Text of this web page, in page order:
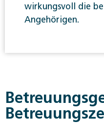
wirkungsvoll die
Angehörigen.